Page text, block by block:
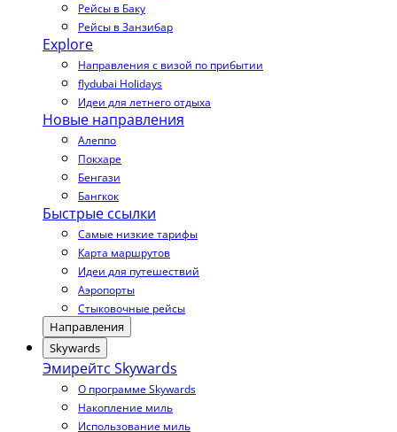
Рейсы в Баку
Рейсы в Занзибар
Explore
Направления с визой по прибытии
flydubai Holidays
Идеи для летнего отдыха
Новые направления
Алеппо
Покхаре
Бенгази
Бангкок
Быстрые ссылки
Самые низкие тарифы
Карта маршрутов
Идеи для путешествий
Аэропорты
Стыковочные рейсы
Направления
Skywards
Эмирейтс Skywards
О программе Skywards
Накопление миль
Использование миль